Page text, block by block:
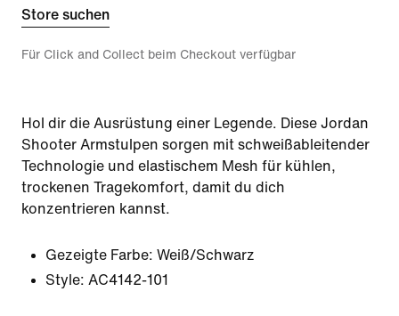
Store suchen
Für Click and Collect beim Checkout verfügbar
Hol dir die Ausrüstung einer Legende. Diese Jordan
Shooter Armstulpen sorgen mit schweißableitender
Technologie und elastischem Mesh für kühlen,
trockenen Tragekomfort, damit du dich
konzentrieren kannst.
Gezeigte Farbe: Weiß/Schwarz
Style: AC4142-101